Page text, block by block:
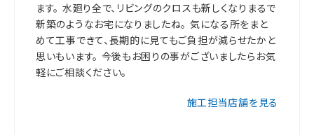
ます。 水廻り全で、リビングのクロスも新しくなりまるで
新築のようなお宅になりましたね。 気になる所をまと
めて工事できて、長期的に見てもご負担が減らせたかと
思いもいます。 今後もお困りの事がございましたらお気
軽にご相談ください。
施工担当店舗を見る